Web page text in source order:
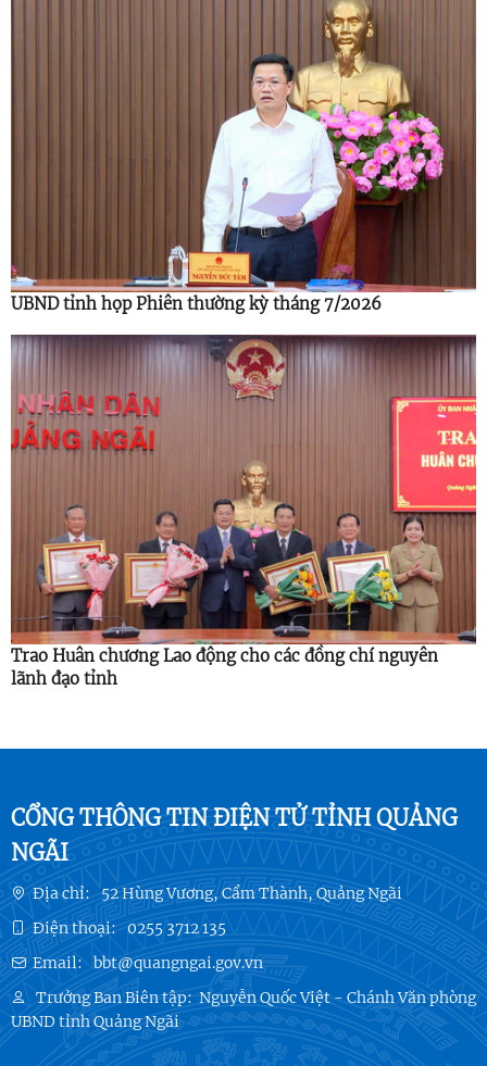
UBND tỉnh họp Phiên thường kỳ tháng 7/2026
Trao Huân chương Lao động cho các đồng chí nguyên
lãnh đạo tỉnh
CỔNG THÔNG TIN ĐIỆN TỬ TỈNH QUẢNG
NGÃI
Địa chỉ: 52 Hùng Vương, Cẩm Thành, Quảng Ngãi
Điện thoại: 0255 3712 135
Email: bbt@quangngai.gov.vn
Trưởng Ban Biên tập:Nguyễn Quốc Việt - Chánh Văn phòng
UBND tỉnh Quảng Ngãi